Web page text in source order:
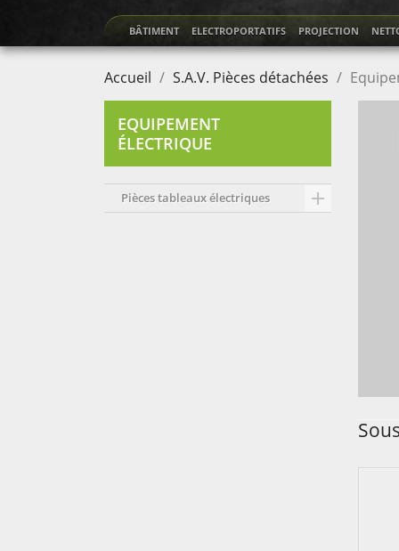
BÂTIMENT ELECTROPORTATIFS PROJECTION
Accueil S.A.V. Pièces détachées
EQUIPEMENT
ÉLECTRIQUE
Pièces tableaux électriques 